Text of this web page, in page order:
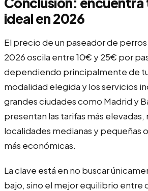
ideal en 2026
El precio de un paseador de perros
2026 oscila entre 10€ y 25€ por
dependiendo principalmente de
modalidad elegida y los servicios
grandes ciudades como Madrid y
presentan las tarifas más elevadas,
localidades medianas y pequeñas
más económicas.
La clave está en no buscar
bajo, sino el mejor equilibrio entre